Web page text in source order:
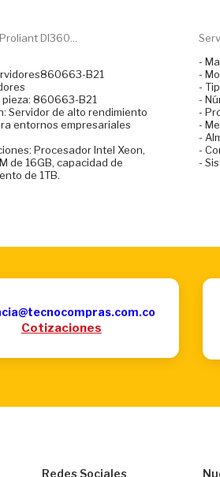
Dl360...
B21
pieza: 860663-B21
Servidor de alto rendimiento
entornos empresariales
Procesador Intel Xeon,
de 16GB, capacidad de
de 1TB.
-
-
-
-
-
-
-
-
-
Cotizaciones
Redes Sociales